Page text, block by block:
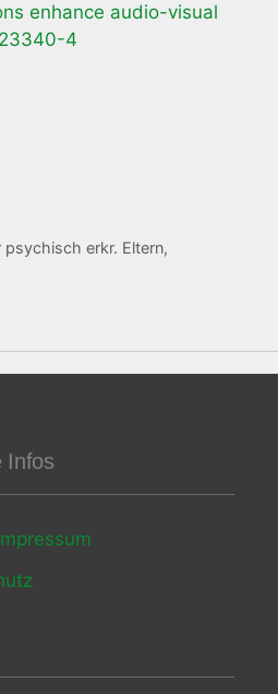
enhance audio-visual
4
psychisch erkr. Eltern,
Infos